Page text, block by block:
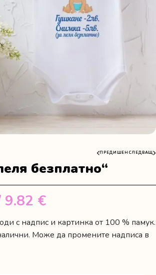
ПРЕДИШЕН СЛЕДВАЩ
безплатно“
9.82 €
с надпис и картинка от 100 % памук.
Може да промените надписа в